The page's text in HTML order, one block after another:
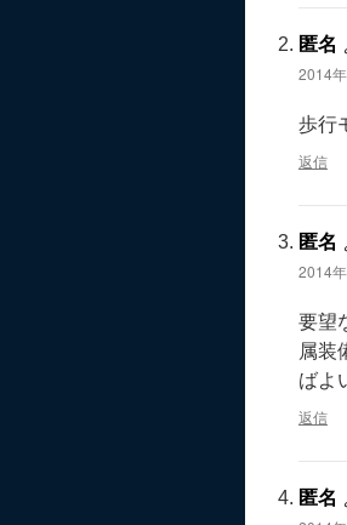
匿名
2014
歩行
返信
匿名
2014
要望
属装
ばよ
返信
匿名